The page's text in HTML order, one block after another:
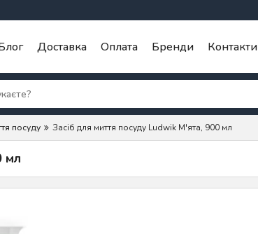
Доставка Оплата Бренди Контакти
посуду Засіб для миття посуду Ludwik М'ята, 900 мл
мл